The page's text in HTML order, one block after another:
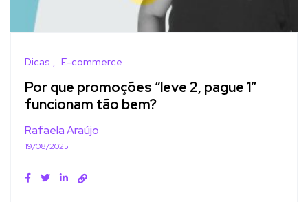
Dicas E-commerce
Por que promoções “leve 2, pague 1”
funcionam tão bem?
Rafaela Araújo
19/08/2025